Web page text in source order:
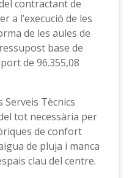
contractant de
a l’execució de les
de les aules de
base de
de 96.355,08
Serveis Tècnics
tot necessària per
de confort
de pluja i manca
clau del centre.